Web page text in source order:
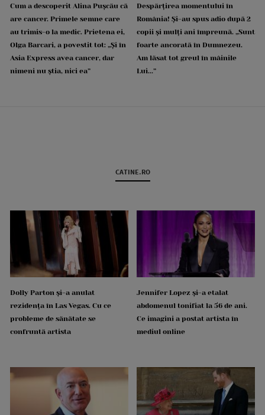
Cum a descoperit Alina Pușcău că
are cancer. Primele semne care
au trimis-o la medic. Prietena ei,
Olga Barcari, a povestit tot: „Și în
Asia Express avea cancer, dar
nimeni nu știa, nici ea”
Despărțirea momentului în
România! Și-au spus adio după 2
copii și mulți ani împreună. „Sunt
foarte ancorată în Dumnezeu.
Am lăsat tot greul în mâinile
Lui...”
CATINE.RO
Dolly Parton și-a anulat
rezidența în Las Vegas. Cu ce
probleme de sănătate se
confruntă artista
Jennifer Lopez și-a etalat
abdomenul tonifiat la 56 de ani.
Ce imagini a postat artista în
mediul online